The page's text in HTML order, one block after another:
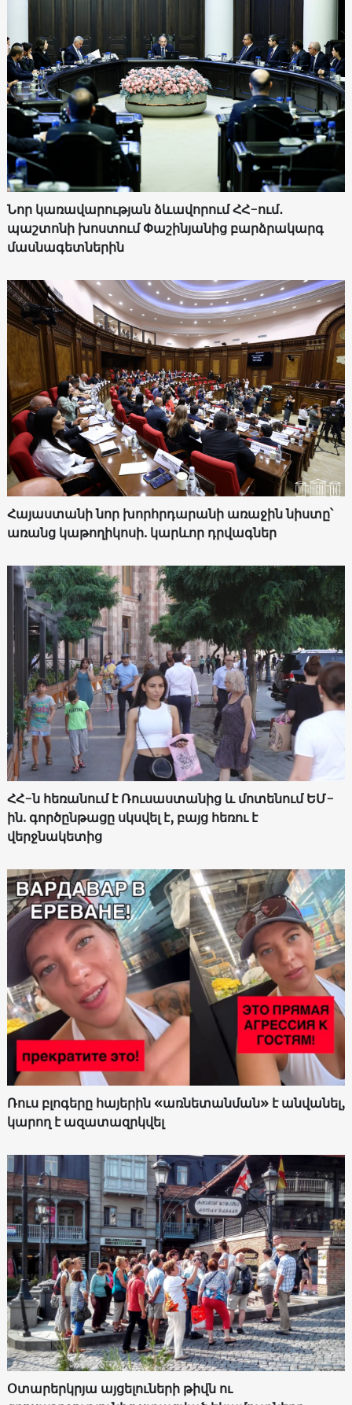
Նոր կառավարության ձևավորում ՀՀ-ում․
պաշտոնի խոստում Փաշինյանից բարձրակարգ
մասնագետներին
Հայաստանի նոր խորհրդարանի առաջին նիստը՝
առանց կաթողիկոսի. կարևոր դրվագներ
ՀՀ-ն հեռանում է Ռուսաստանից և մոտենում ԵՄ-
ին. գործընթացը սկսվել է, բայց հեռու է
վերջնակետից
Ռուս բլոգերը հայերին «առնետանման» է անվանել,
կարող է ազատազրկվել
Օտարերկրյա այցելուների թիվն ու